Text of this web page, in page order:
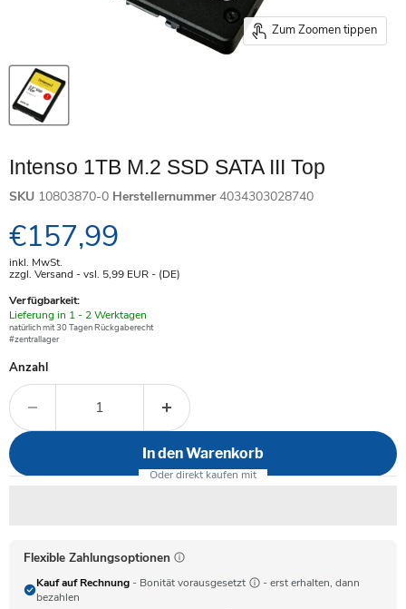
Zum Zoomen tippen
Intenso 1TB M.2 SSD SATA III Top
SKU 10803870-0 Herstellernummer 4034303028740
Aktueller Preis
€157,99
inkl. MwSt.
zzgl. Versand - vsl. 5,99 EUR- (DE)
Verfügbarkeit:
Verfügbar
-
Lieferung in 1 - 2 Werktagen
natürlich mit 30 Tagen Rückgaberecht
#zentrallager
Anzahl
In den Warenkorb
Flexible Zahlungsoptionen
Kauf auf Rechnung - Bonität vorausgesetzt
- erst erhalten, dann
bezahlen